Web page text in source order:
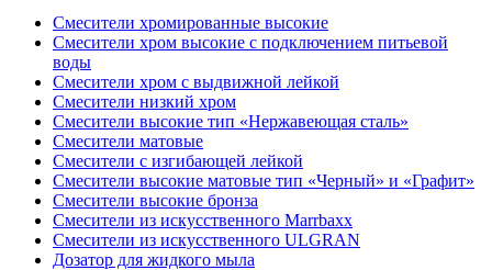
Смесители хромированные высокие
Смесители хром высокие с подключением питьевой
воды
Смесители хром с выдвижной лейкой
Смесители низкий хром
Смесители высокие тип «Нержавеющая сталь»
Смесители матовые
Смесители с изгибающей лейкой
Смесители высокие матовые тип «Черный» и «Графит»
Смесители высокие бронза
Смесители из искусственного Marrbaxx
Смесители из искусственного ULGRAN
Дозатор для жидкого мыла